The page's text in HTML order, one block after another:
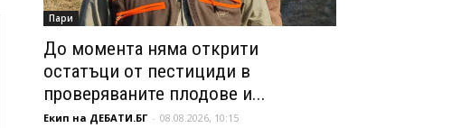
Пари
До момента няма открити
остатъци от пестициди в
проверяваните плодове и...
Екип на ДЕБАТИ.БГ - 08.08.2026, 10:15